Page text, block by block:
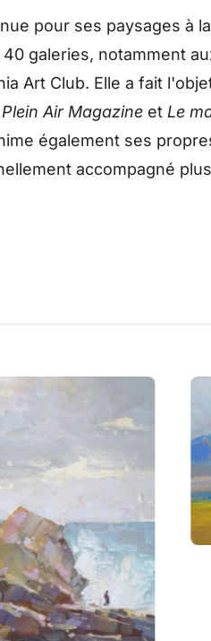
pour ses paysages à
galeries, notamment
Art Club. Elle a fait
Plein Air Magazine etLe
également ses
accompagné